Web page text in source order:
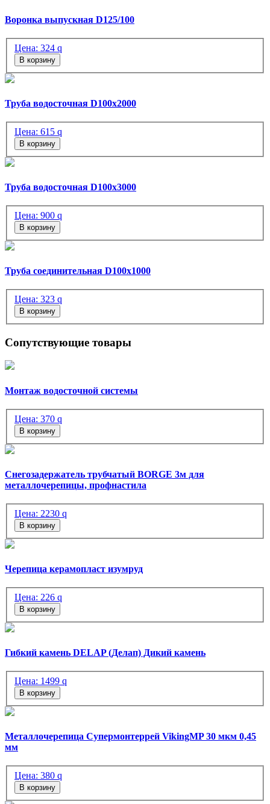
Воронка выпускная D125/100
Цена: 324 q
В корзину
Труба водосточная D100х2000
Цена: 615 q
В корзину
Труба водосточная D100х3000
Цена: 900 q
В корзину
Труба соединительная D100x1000
Цена: 323 q
В корзину
Сопутствующие товары
Монтаж водосточной системы
Цена: 370 q
В корзину
Снегозадержатель трубчатый BORGE 3м для
металлочерепицы, профнастила
Цена: 2230 q
В корзину
Черепица керамопласт изумруд
Цена: 226 q
В корзину
Гибкий камень DELAP (Делап) Дикий камень
Цена: 1499 q
В корзину
Металлочерепица Супермонтеррей VikingMP 30 мкм 0,45
мм
Цена: 380 q
В корзину